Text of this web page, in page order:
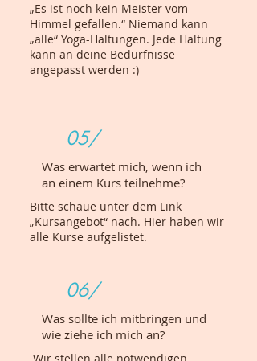
„Es ist noch kein Meister vom
Himmel gefallen.“ Niemand kann
„alle“ Yoga-Haltungen. Jede Haltung
kann an deine Bedürfnisse
angepasst werden :)
05/
Was erwartet mich, wenn ich
an einem Kurs teilnehme?
Bitte schaue unter dem Link
„Kursangebot“ nach. Hier haben wir
alle Kurse aufgelistet.
06/
Was sollte ich mitbringen und
wie ziehe ich mich an?